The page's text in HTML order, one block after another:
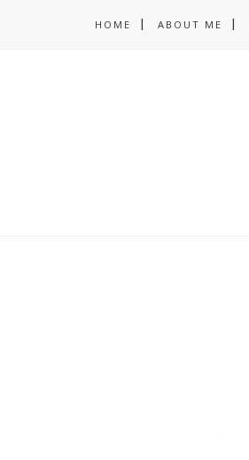
HOME ABOUT ME